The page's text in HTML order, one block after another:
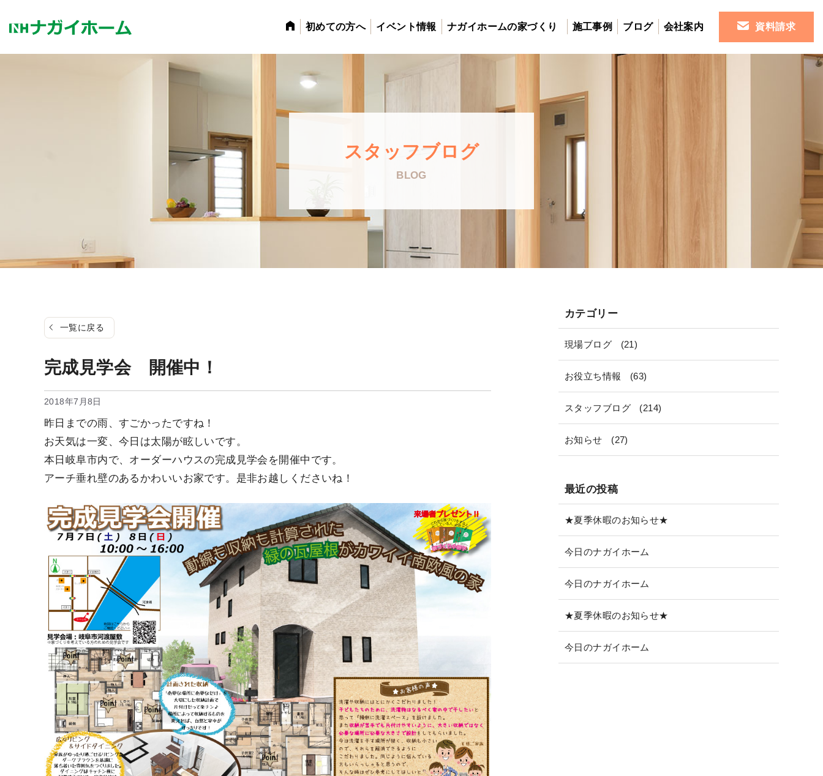
ン
初めての方へ イベント情報 ナガイホームの家づくり 施工事例 ブログ 会社案内 資料請求
スタッフブログ
BLOG
一覧に戻る
完成見学会 開催中！
2018年7月8日
昨日までの雨、すごかったですね！
お天気は一変、今日は太陽が眩しいです。
本日岐阜市内で、オーダーハウスの完成見学会を開催中です。
アーチ垂れ壁のあるかわいいお家です。是非お越しくださいね！
カテゴリー
現場ブログ (21)
お役立ち情報 (63)
スタッフブログ (214)
お知らせ (27)
最近の投稿
★夏季休暇のお知らせ★
今日のナガイホーム
今日のナガイホーム
★夏季休暇のお知らせ★
今日のナガイホーム